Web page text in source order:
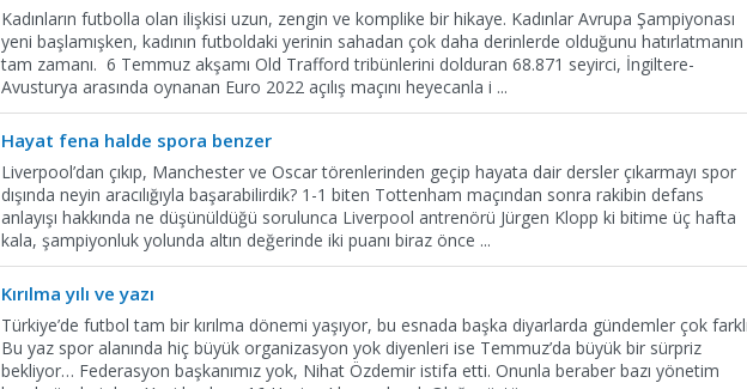
Kadınların futbolla olan ilişkisi uzun, zengin ve komplike bir hikaye. Kadınlar Avrupa Şampiyonası
yeni başlamışken, kadının futboldaki yerinin sahadan çok daha derinlerde olduğunu hatırlatmanın
tam zamanı. 6 Temmuz akşamı Old Trafford tribünlerini dolduran 68.871 seyirci, İngiltere-
Avusturya arasında oynanan Euro 2022 açılış maçını heyecanla i ...
Hayat fena halde spora benzer
Liverpool’dan çıkıp, Manchester ve Oscar törenlerinden geçip hayata dair dersler çıkarmayı spor
dışında neyin aracılığıyla başarabilirdik? 1-1 biten Tottenham maçından sonra rakibin defans
anlayışı hakkında ne düşünüldüğü sorulunca Liverpool antrenörü Jürgen Klopp ki bitime üç hafta
kala, şampiyonluk yolunda altın değerinde iki puanı biraz önce ...
Kırılma yılı ve yazı
Türkiye’de futbol tam bir kırılma dönemi yaşıyor, bu esnada başka diyarlarda gündemler çok
Bu yaz spor alanında hiç büyük organizasyon yok diyenleri ise Temmuz’da büyük bir sürpriz
bekliyor… Federasyon başkanımız yok, Nihat Özdemir istifa etti. Onunla beraber bazı yönetim